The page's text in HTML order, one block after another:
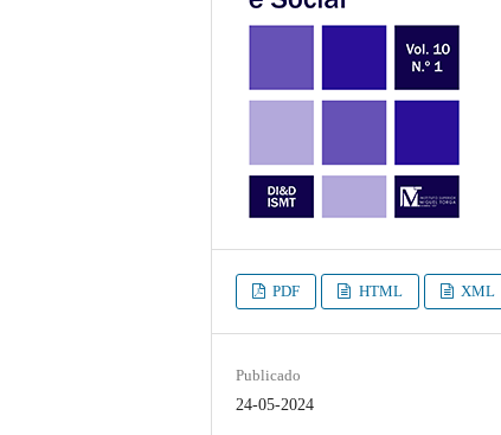
PDF HTML XML
Publicado
24-05-2024